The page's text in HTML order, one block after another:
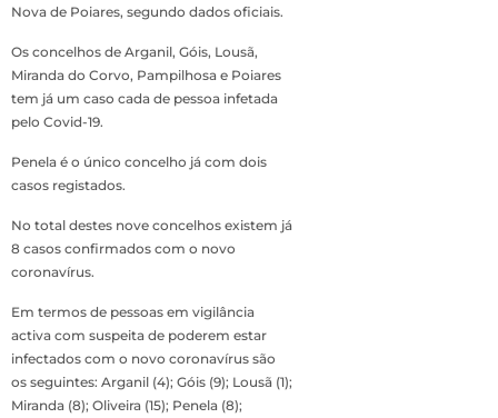
Nova de Poiares, segundo dados oficiais.
Os concelhos de Arganil, Góis, Lousã,
Miranda do Corvo, Pampilhosa e Poiares
tem já um caso cada de pessoa infetada
pelo Covid-19.
Penela é o único concelho já com dois
casos registados.
No total destes nove concelhos existem já
8 casos confirmados com o novo
coronavírus.
Em termos de pessoas em vigilância
activa com suspeita de poderem estar
infectados com o novo coronavírus são
os seguintes: Arganil (4); Góis (9); Lousã (1);
Miranda (8); Oliveira (15); Penela (8);